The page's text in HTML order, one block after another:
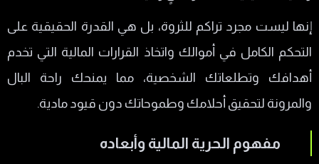
مستويات الحرية المالية: من الصفر إلى القمة
المستوى الأول: الاستقرار المالي
المستوى الثاني: الحرية المالية الجزئية
المستوى الثالث: الاستقلال المالي الكامل
المستوى الرابع: الحرية المالية المطلقة
كيف يحقق الأغنياء الحرية المالية؟
إنها ليست مجرد تراكم للثروة، بل هي القدرة الحقيقية على
التحكم الكامل في أموالك واتخاذ القرارات المالية التي تخدم
أهدافك وتطلعاتك الشخصية، مما يمنحك راحة البال
والمرونة لتحقيق أحلامك وطموحاتك دون قيود مادية.
مفهوم الحرية المالية وأبعاده